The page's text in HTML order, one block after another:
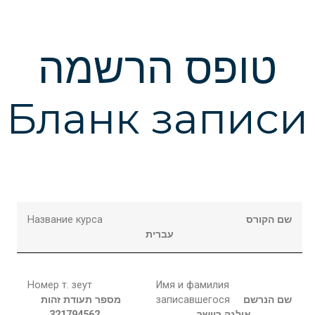
טופס הרשמה
Бланк записи
Название курса
שם הקורס
עברית
Номер т. зеут
מספר תעודת זהות
Имя и фамилия
записавшегося
שם הנרשם